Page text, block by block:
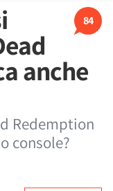
84
anche
Redemption
console?